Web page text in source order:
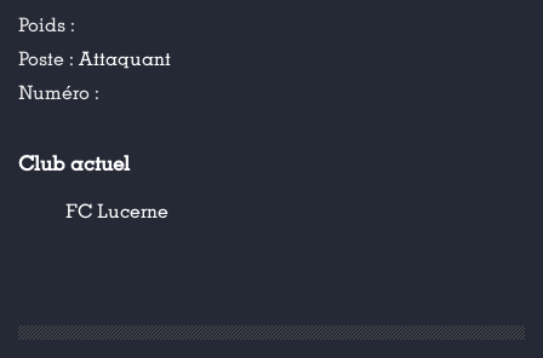
Poids :
Poste : Attaquant
Numéro :
Club actuel
FC Lucerne